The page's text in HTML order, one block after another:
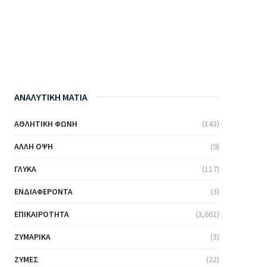
ΑΝΑΛΥΤΙΚΗ ΜΑΤΙΑ
ΑΘΛΗΤΙΚΉ ΦΩΝΉ (143)
ΆΛΛΗ ΌΨΗ (9)
ΓΛΥΚΆ (117)
ΕΝΔΙΑΦΈΡΟΝΤΑ (3)
ΕΠΙΚΑΙΡΌΤΗΤΑ (3,661)
ΖΥΜΑΡΙΚΆ (3)
ΖΎΜΕΣ (22)